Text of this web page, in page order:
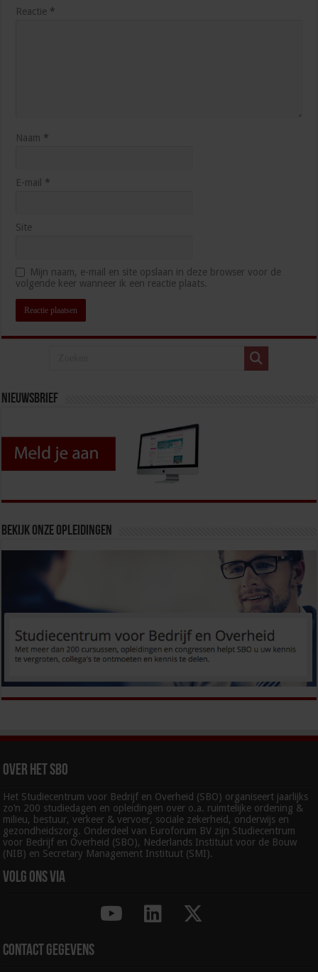
Reactie *
Naam *
E-mail *
Site
Mijn naam, e-mail en site opslaan in deze browser voor de
volgende keer wanneer ik een reactie plaats.
Nieuwsbrief
Bekijk onze opleidingen
Over het SBO
Het Studiecentrum voor Bedrijf en Overheid (SBO) organiseert jaarlijks
zo’n 200 studiedagen en opleidingen over o.a. ruimtelijke ordening &
milieu, bestuur, verkeer & vervoer, sociale zekerheid, onderwijs en
gezondheidszorg. Onderdeel van Euroforum BV zijn Studiecentrum
voor Bedrijf en Overheid (SBO), Nederlands Instituut voor de Bouw
(NIB) en Secretary Management Instituut (SMI).
Volg ons via
Contact gegevens